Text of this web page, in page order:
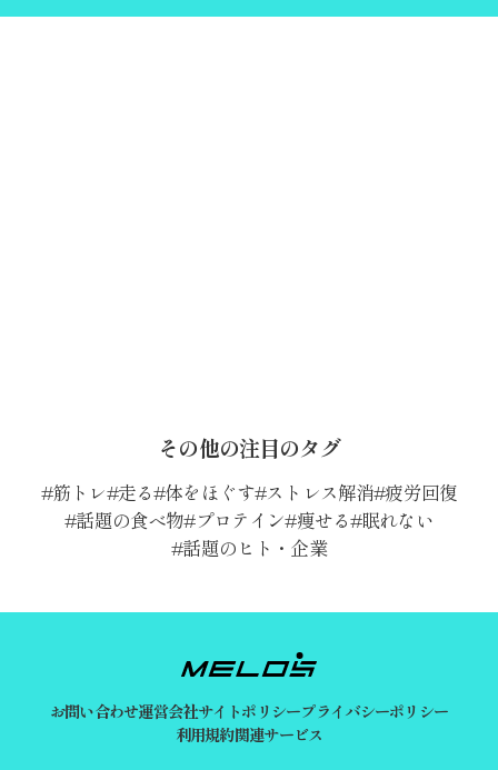
その他の注目のタグ
筋トレ 走る 体をほぐす ストレス解消 疲労回復
話題の食べ物 プロテイン 痩せる 眠れない
話題のヒト・企業
お問い合わせ運営会社サイトポリシープライバシーポリシー
利用規約関連サービス